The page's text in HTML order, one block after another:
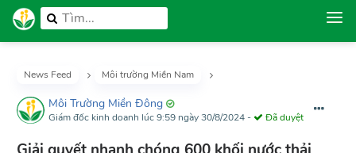
News Feed Môi trường Miền Nam
Môi Trường Miền Đông
Giám đốc kinh doanh lúc 9:59 ngày 30/8/2024 - Đã duyệt